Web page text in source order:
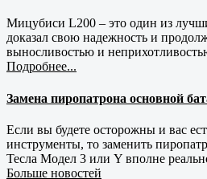
Мицубиси L200 – это один из
доказал свою надежность и
выносливостью и
Подробнее...
Замена пиропатрона основной
Если вы будете осторожны и вас
инструменты, то заменить
Тесла Модел 3 или Y вполне
Больше новостей